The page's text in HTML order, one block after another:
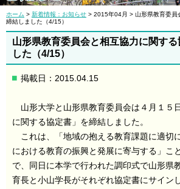
ホーム > 新着情報：お知らせ > 2015年04月 > 山形県教育委員
締結しました（4/15）
山形県教育委員会と相互協力に関する
した（4/15）
掲載日：2015.04.15
山形大学と山形県教育委員会は４月１５
に関する協定書」を締結しました。
これは、「地域の抱える教育課題に適切
における教育の振興と発展に寄与する」こ
で、同日に本学で行われた調印式で山形県
育長と小山学長がそれぞれ協定書にサイン